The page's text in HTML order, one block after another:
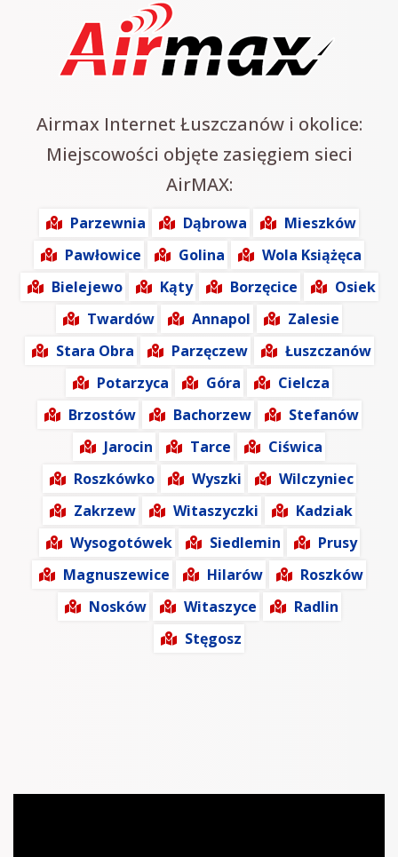
Airmax Internet Łuszczanów i okolice:
Miejscowości objęte zasięgiem sieci
AirMAX:
Parzewnia Dąbrowa
Mieszków
Pawłowice
Golina
Wola Książęca
Bielejewo
Kąty Borzęcice
Osiek
Twardów
Annapol
Zalesie
Stara Obra
Parzęczew
Łuszczanów
Potarzyca
Góra
Cielcza
Brzostów
Bachorzew
Stefanów
Jarocin
Tarce
Ciświca
Roszkówko
Wyszki
Wilczyniec
Zakrzew
Witaszyczki
Kadziak
Wysogotówek
Siedlemin
Prusy
Magnuszewice
Hilarów
Roszków
Nosków
Witaszyce
Radlin
Stęgosz